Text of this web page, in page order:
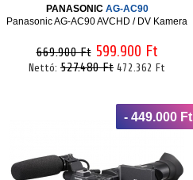
PANASONIC AG-AC90
Panasonic AG-AC90 AVCHD / DV Kamera
669.900 Ft 599.900 Ft
Nettó: 527.480 Ft 472.362 Ft
- 449.000 Ft